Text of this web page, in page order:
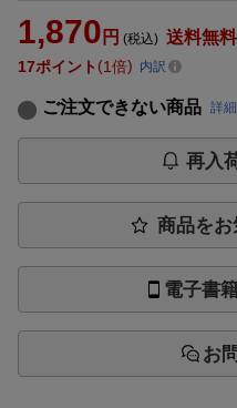
1,870 円 (税込) 送料無料
17ポイント 1倍 内訳
ご注文できない商品 詳細
再入
商品を
電子書
お